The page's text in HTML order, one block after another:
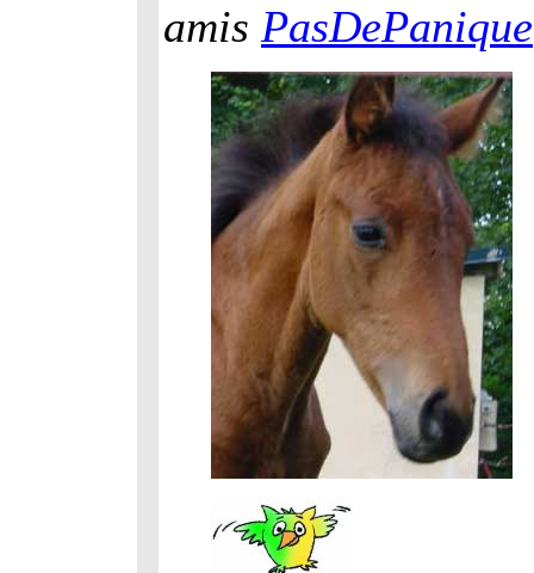
amis PasDePanique